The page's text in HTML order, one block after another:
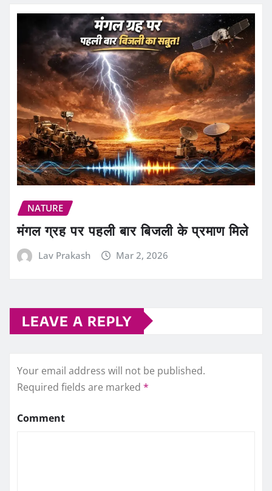
NATURE
मंगल ग्रह पर पहली बार बिजली के प्रमाण मिले
Lav Prakash Mar 2, 2026
LEAVE A REPLY
Your email address will not be published.
Required fields are marked *
Comment